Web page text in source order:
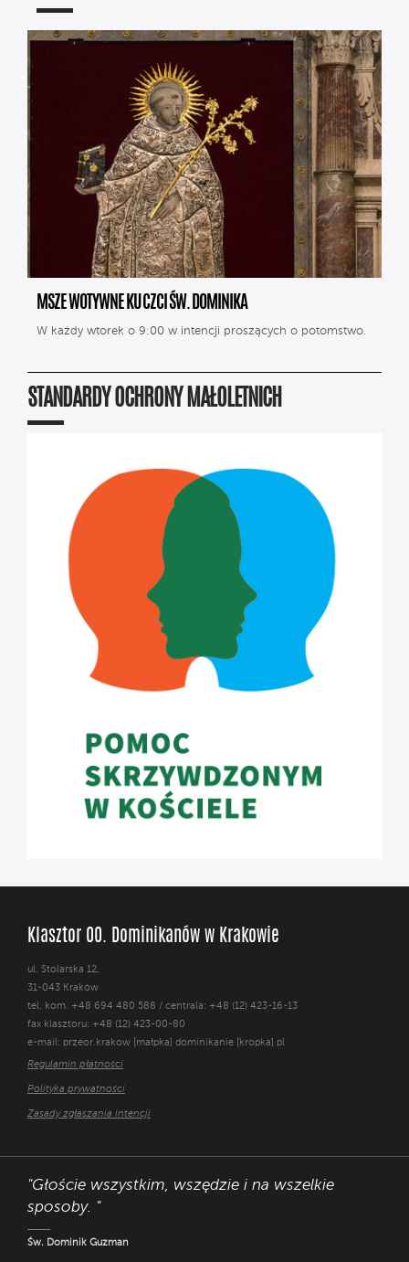
MSZE WOTYWNE KU CZCI ŚW. DOMINIKA
W każdy wtorek o 9:00 w intencji proszących o potomstwo.
STANDARDY OCHRONY MAŁOLETNICH
Klasztor OO. Dominikanów w Krakowie
ul. Stolarska 12,
31-043 Kraków
tel. kom. +48 694 480 588 / centrala: +48 (12) 423-16-13
fax klasztoru: +48 (12) 423-00-80
e-mail: przeor.krakow [małpka] dominikanie [kropka] pl
Regulamin płatności
Polityka prywatności
Zasady zgłaszania intencji
"Głoście wszystkim, wszędzie i na wszelkie
sposoby. "
Św. Dominik Guzman